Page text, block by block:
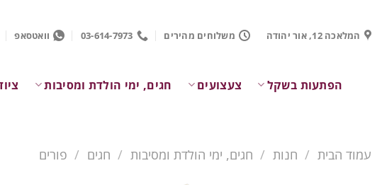
contentהמלאכה 12, אור יהודה משלוחים מהירים 03-614-7973 וואטסאפ
הפתעות בשקל צעצועים חגים, ימי הולדת ומסיבות
עמוד הבית / חנות / חגים, ימי הולדת ומסיבות / חגים / פורים